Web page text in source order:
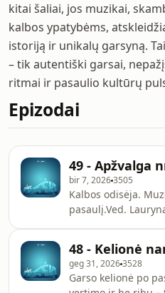
kitai šaliai, jos muzikai,
kalbos ypatybėms,
istoriją ir unikalų garsyną.
– tik autentiški garsai,
ritmai ir pasaulio kultūrų
Epizodai
49 - Apžvalga
bir 7, 20263505
Kalbos odisėja.
pasaulį.Ved.
48 - Kelionė
geg 31, 20263528
Garso kelionė po